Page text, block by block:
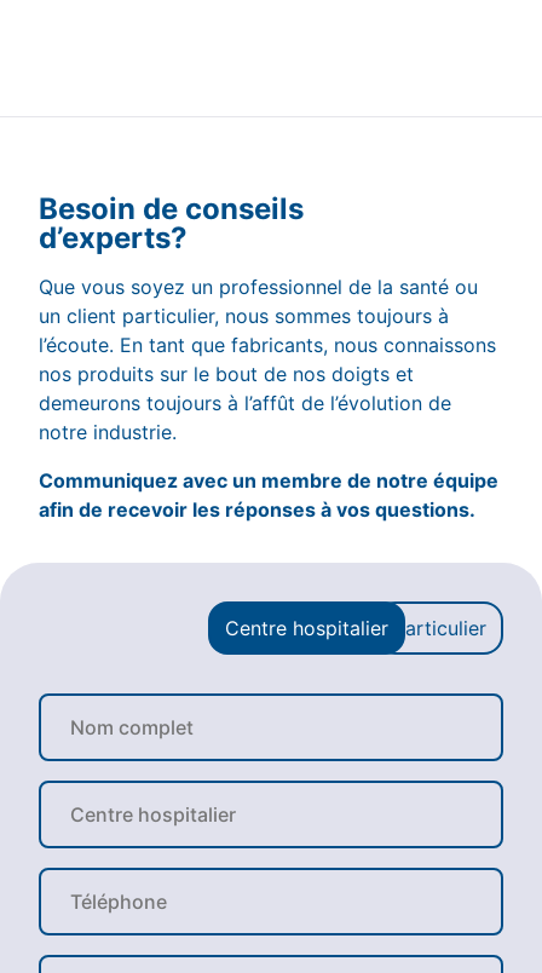
Besoin de conseils
d’experts?
Que vous soyez un professionnel de la santé ou
un client particulier, nous sommes toujours à
l’écoute. En tant que fabricants, nous connaissons
nos produits sur le bout de nos doigts et
demeurons toujours à l’affût de l’évolution de
notre industrie.
Communiquez avec un membre de notre équipe
afin de recevoir les réponses à vos questions.
Centre hospitalier Particulier
N
m
c
p
l
t
C
n
t
h
o
T
l
é
C